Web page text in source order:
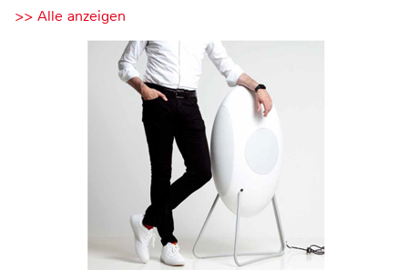
>> Alle anzeigen